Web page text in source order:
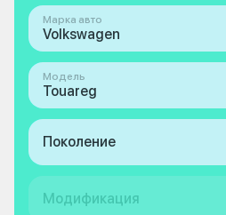
Марка авто
Volkswagen
Модель
Touareg
Поколение
Модификация